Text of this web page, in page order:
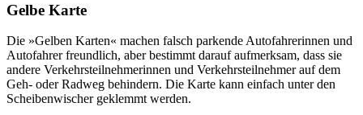
Gelbe Karte
Die »Gelben Karten« machen falsch parkende Autofahrerinnen und
Autofahrer freundlich, aber bestimmt darauf aufmerksam, dass sie
andere Verkehrsteilnehmerinnen und Verkehrsteilnehmer auf dem
Geh- oder Radweg behindern. Die Karte kann einfach unter den
Scheibenwischer geklemmt werden.